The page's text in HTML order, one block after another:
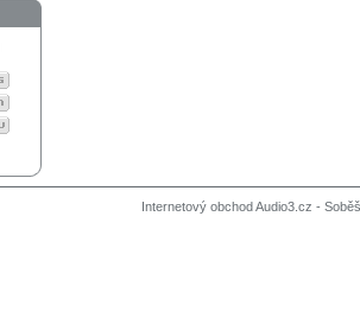
Internetový obchod Audio3.cz -